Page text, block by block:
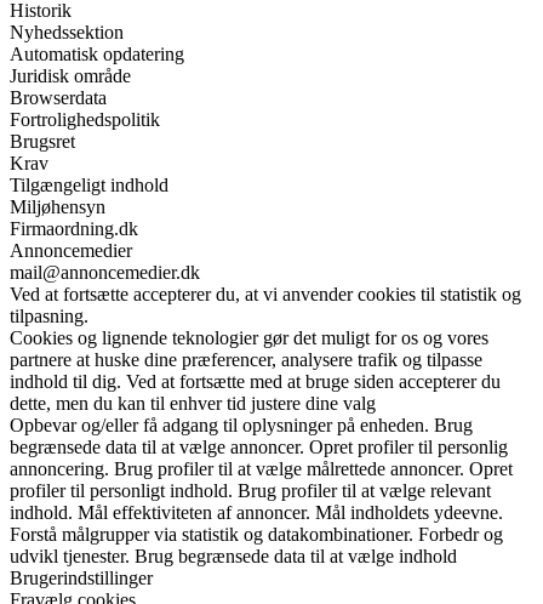
Historik
Nyhedssektion
Automatisk opdatering
Juridisk område
Browserdata
Fortrolighedspolitik
Brugsret
Krav
Tilgængeligt indhold
Miljøhensyn
Firmaordning.dk
Annoncemedier
mail@annoncemedier.dk
Ved at fortsætte accepterer du, at vi anvender cookies til statistik og
tilpasning.
Cookies og lignende teknologier gør det muligt for os og vores
partnere at huske dine præferencer, analysere trafik og tilpasse
indhold til dig. Ved at fortsætte med at bruge siden accepterer du
dette, men du kan til enhver tid justere dine valg
Opbevar og/eller få adgang til oplysninger på enheden. Brug
begrænsede data til at vælge annoncer. Opret profiler til personlig
annoncering. Brug profiler til at vælge målrettede annoncer. Opret
profiler til personligt indhold. Brug profiler til at vælge relevant
indhold. Mål effektiviteten af annoncer. Mål indholdets ydeevne.
Forstå målgrupper via statistik og datakombinationer. Forbedr og
udvikl tjenester. Brug begrænsede data til at vælge indhold
Brugerindstillinger